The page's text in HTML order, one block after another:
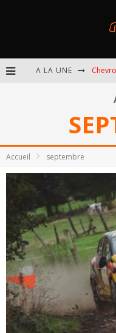
A LA UNE
Accueil septembre